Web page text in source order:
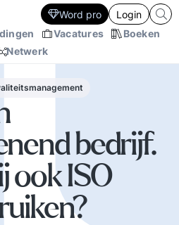
Vacatures
Boeken
Netwerk
Word pro Login
bedrijf.
ook ISO